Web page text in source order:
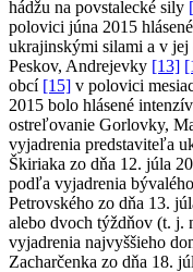
hádžu na povstalecké sily
polovici júna 2015
ukrajinskými silami a v
Peskov, Andrejevky [13]
obcí [15] v polovici
2015 bolo hlásené
ostreľovanie Gorlovky,
vyjadrenia predstaviteľa
Škiriaka zo dňa 12. júla
podľa vyjadrenia
Petrovského zo dňa 13.
alebo dvoch týždňov (t. j.
vyjadrenia najvyššieho
Zacharčenka zo dňa 18.